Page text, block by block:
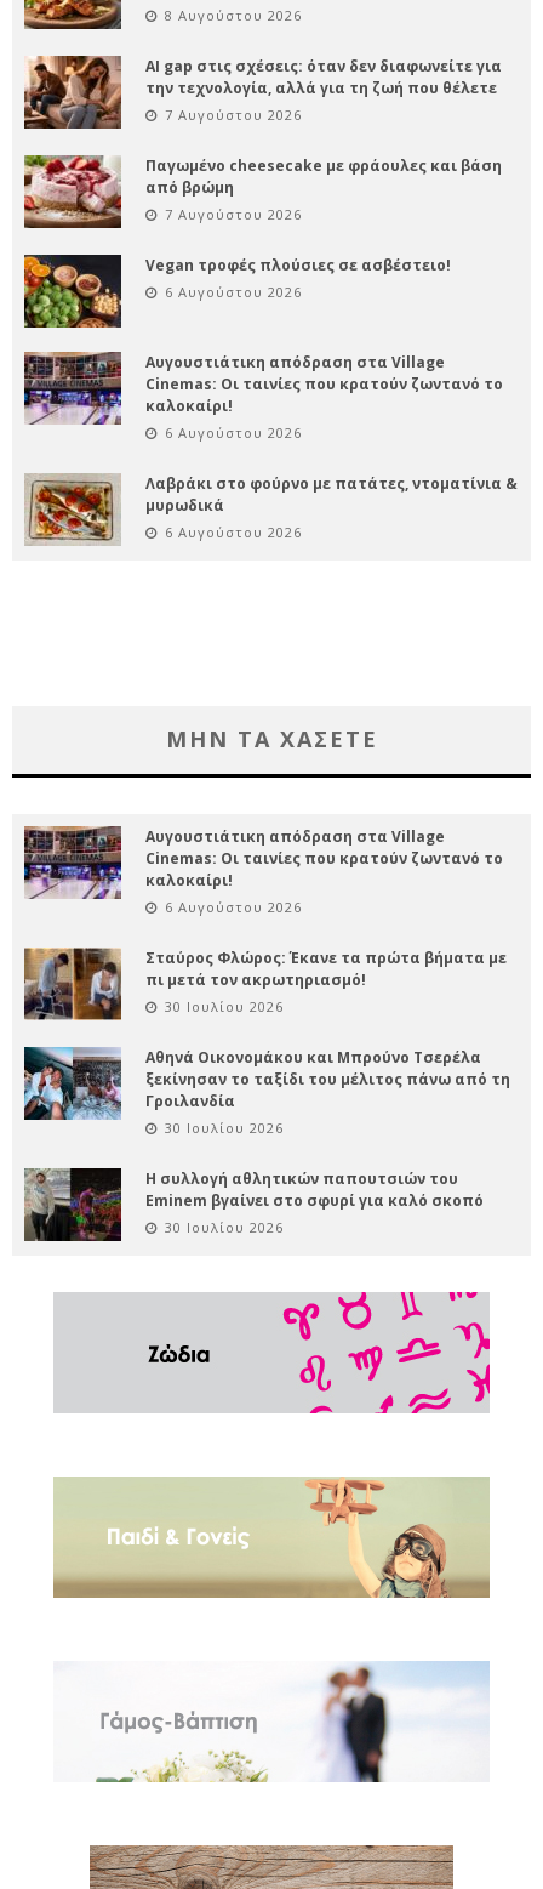
8 Αυγούστου 2026
AI gap στις σχέσεις: όταν δεν διαφωνείτε για
την τεχνολογία, αλλά για τη ζωή που θέλετε
7 Αυγούστου 2026
Παγωμένο cheesecake με φράουλες και βάση
από βρώμη
7 Αυγούστου 2026
Vegan τροφές πλούσιες σε ασβέστειο!
6 Αυγούστου 2026
Αυγουστιάτικη απόδραση στα Village
Cinemas: Οι ταινίες που κρατούν ζωντανό το
καλοκαίρι!
6 Αυγούστου 2026
Λαβράκι στο φούρνο με πατάτες, ντοματίνια &
μυρωδικά
6 Αυγούστου 2026
ΜΗΝ ΤΑ ΧΑΣΕΤΕ
Αυγουστιάτικη απόδραση στα Village
Cinemas: Οι ταινίες που κρατούν ζωντανό το
καλοκαίρι!
6 Αυγούστου 2026
Σταύρος Φλώρος: Έκανε τα πρώτα βήματα με
πι μετά τον ακρωτηριασμό!
30 Ιουλίου 2026
Αθηνά Οικονομάκου και Μπρούνο Τσερέλα
ξεκίνησαν το ταξίδι του μέλιτος πάνω από τη
Γροιλανδία
30 Ιουλίου 2026
Η συλλογή αθλητικών παπουτσιών του
Eminem βγαίνει στο σφυρί για καλό σκοπό
30 Ιουλίου 2026